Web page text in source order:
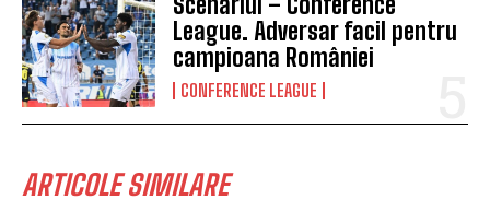
League. Adversar facil pentru
campioana României
CONFERENCE LEAGUE
ARTICOLE SIMILARE